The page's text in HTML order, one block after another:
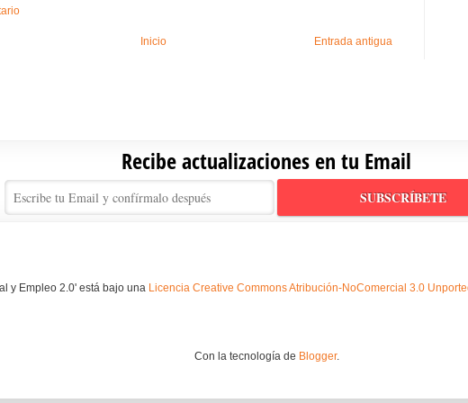
Entrada antigua
Inicio
Recibe actualizaciones en tu Email
y Empleo 2.0' está bajo una Licencia Creative Commons Atribución-NoComercial 3.0
Con la tecnología de Blogger.